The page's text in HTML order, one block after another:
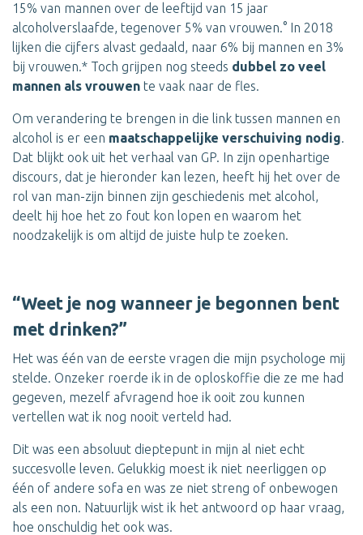
15% van mannen over de leeftijd van 15 jaar
alcoholverslaafde, tegenover 5% van vrouwen.° In 2018
lijken die cijfers alvast gedaald, naar 6% bij mannen en 3%
bij vrouwen.* Toch grijpen nog steeds dubbel zo veel
mannen als vrouwen te vaak naar de fles.
Om verandering te brengen in die link tussen mannen en
alcohol is er een maatschappelijke verschuiving nodig.
Dat blijkt ook uit het verhaal van GP. In zijn openhartige
discours, dat je hieronder kan lezen, heeft hij het over de
rol van man-zijn binnen zijn geschiedenis met alcohol,
deelt hij hoe het zo fout kon lopen en waarom het
noodzakelijk is om altijd de juiste hulp te zoeken.
“Weet je nog wanneer je begonnen bent
met drinken?”
Het was één van de eerste vragen die mijn psychologe mij
stelde. Onzeker roerde ik in de oploskoffie die ze me had
gegeven, mezelf afvragend hoe ik ooit zou kunnen
vertellen wat ik nog nooit verteld had.
Dit was een absoluut dieptepunt in mijn al niet echt
succesvolle leven. Gelukkig moest ik niet neerliggen op
één of andere sofa en was ze niet streng of onbewogen
als een non. Natuurlijk wist ik het antwoord op haar vraag,
hoe onschuldig het ook was.